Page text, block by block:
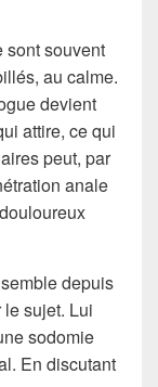
sont souvent
au calme.
devient
attire, ce qui
peut, par
anale
depuis
sujet. Lui
sodomie
En discutant